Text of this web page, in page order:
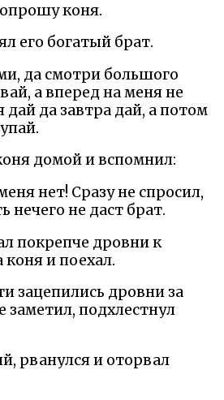
коня.
его богатый брат.
да смотри большого
а вперед на меня не
дай да завтра дай, а потом
домой и вспомнил:
нет! Сразу не спросил,
нечего не даст брат.
покрепче дровни к
коня и поехал.
зацепились дровни за
заметил, подхлестнул
рванулся и оторвал